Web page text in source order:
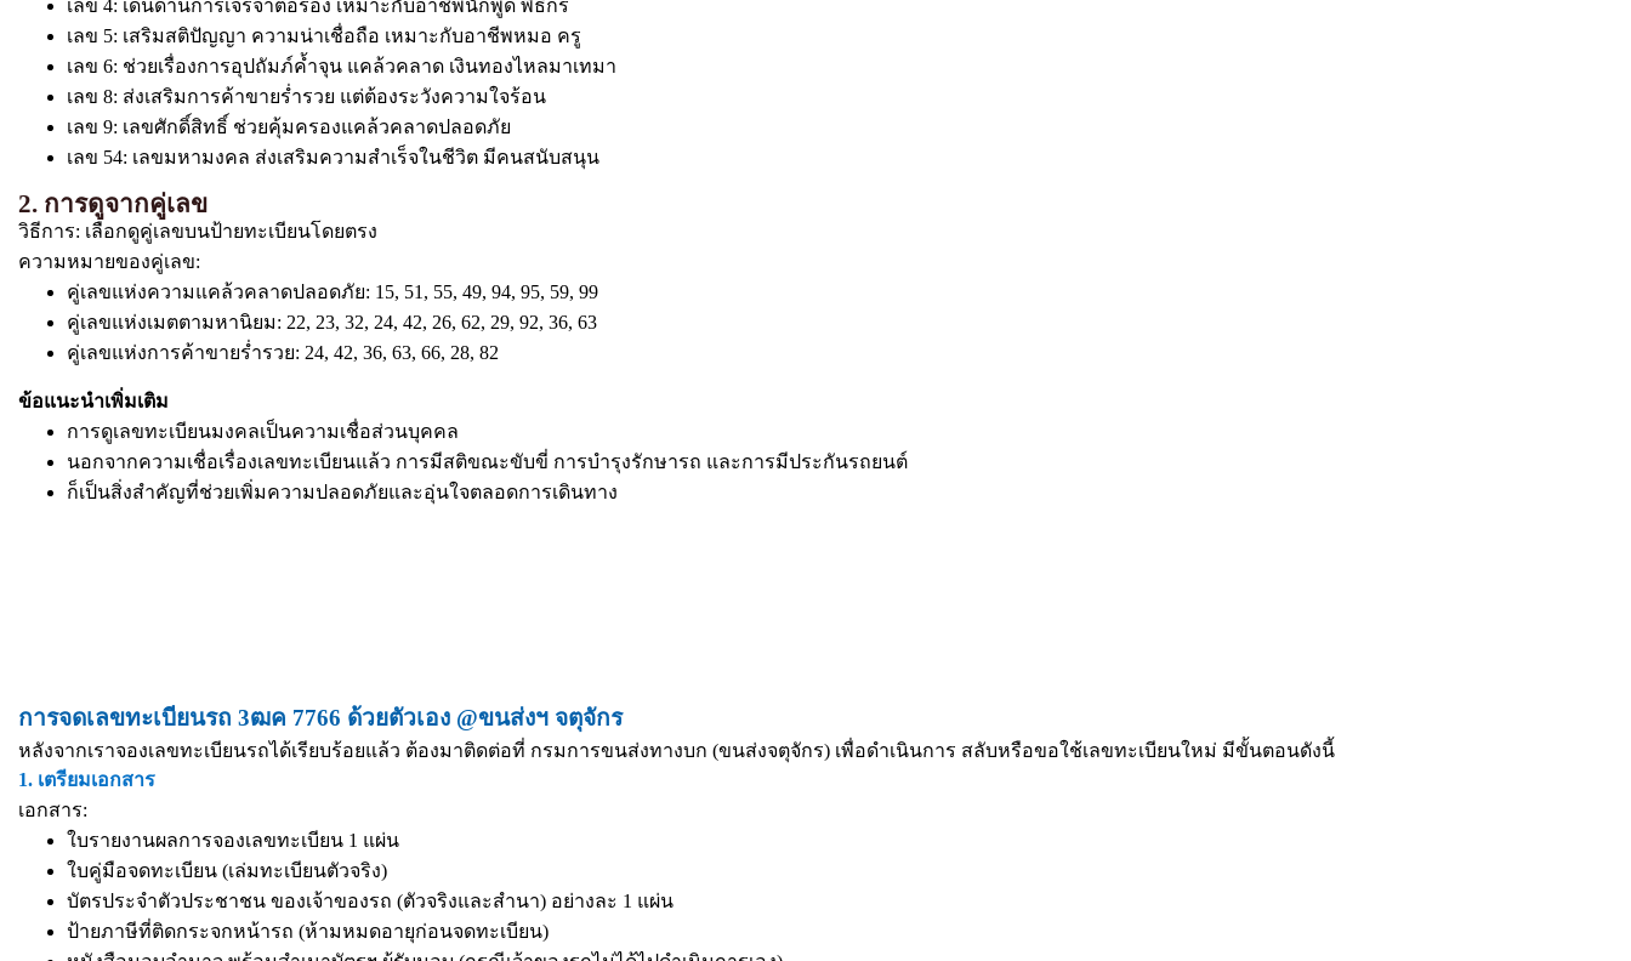
เลข 4: เด่นด้านการเจรจาต่อรอง เหมาะกับอาชีพนักพูด พิธีกร
เลข 5: เสริมสติปัญญา ความน่าเชื่อถือ เหมาะกับอาชีพหมอ ครู
เลข 6: ช่วยเรื่องการอุปถัมภ์ค้ำจุน แคล้วคลาด เงินทองไหลมาเทมา
เลข 8: ส่งเสริมการค้าขายร่ำรวย แต่ต้องระวังความใจร้อน
เลข 9: เลขศักดิ์สิทธิ์ ช่วยคุ้มครองแคล้วคลาดปลอดภัย
เลข 54: เลขมหามงคล ส่งเสริมความสำเร็จในชีวิต มีคนสนับสนุน
2. การดูจากคู่เลข
วิธีการ: เลือกดูคู่เลขบนป้ายทะเบียนโดยตรง
ความหมายของคู่เลข:
คู่เลขแห่งความแคล้วคลาดปลอดภัย: 15, 51, 55, 49, 94, 95, 59, 99
คู่เลขแห่งเมตตามหานิยม: 22, 23, 32, 24, 42, 26, 62, 29, 92, 36, 63
คู่เลขแห่งการค้าขายร่ำรวย: 24, 42, 36, 63, 66, 28, 82
ข้อแนะนำเพิ่มเติม
การดูเลขทะเบียนมงคลเป็นความเชื่อส่วนบุคคล
นอกจากความเชื่อเรื่องเลขทะเบียนแล้ว การมีสติขณะขับขี่ การบำรุงรักษารถ และการมีประกันรถยนต์
ก็เป็นสิ่งสำคัญที่ช่วยเพิ่มความปลอดภัยและอุ่นใจตลอดการเดินทาง
การจดเลขทะเบียนรถ 3ฒค 7766 ด้วยตัวเอง @ขนส่งฯ จตุจักร
หลังจากเราจองเลขทะเบียนรถได้เรียบร้อยแล้ว ต้องมาติดต่อที่ กรมการขนส่งทางบก (ขนส่งจตุจักร) เพื่อดำเนินการ สลับหรือขอใช้เลขทะเบียนใหม่ มีขั้นตอนดังนี้
1. เตรียมเอกสาร
เอกสาร:
ใบรายงานผลการจองเลขทะเบียน 1 แผ่น
ใบคู่มือจดทะเบียน (เล่มทะเบียนตัวจริง)
บัตรประจำตัวประชาชน ของเจ้าของรถ (ตัวจริงและสำนา) อย่างละ 1 แผ่น
ป้ายภาษีที่ติดกระจกหน้ารถ (ห้ามหมดอายุก่อนจดทะเบียน)